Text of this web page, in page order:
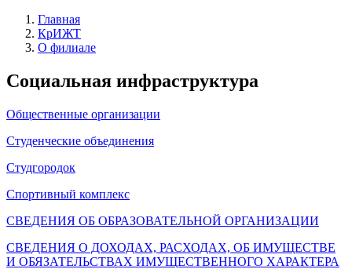
Главная
КрИЖТ
О филиале
Социальная инфраструктура
Общественные организации
Студенческие объединения
Студгородок
Спортивный комплекс
СВЕДЕНИЯ ОБ ОБРАЗОВАТЕЛЬНОЙ ОРГАНИЗАЦИИ
СВЕДЕНИЯ О ДОХОДАХ, РАСХОДАХ, ОБ ИМУЩЕСТВЕ
И ОБЯЗАТЕЛЬСТВАХ ИМУЩЕСТВЕННОГО ХАРАКТЕРА